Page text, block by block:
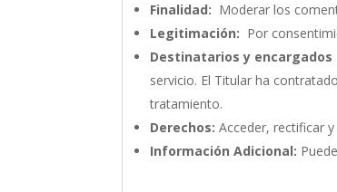
Finalidad: Moderar los
Legitimación: Por
Destinatarios y
servicio. El Titular ha
tratamiento.
Derechos: Acceder, rectificar
Información Adicional: